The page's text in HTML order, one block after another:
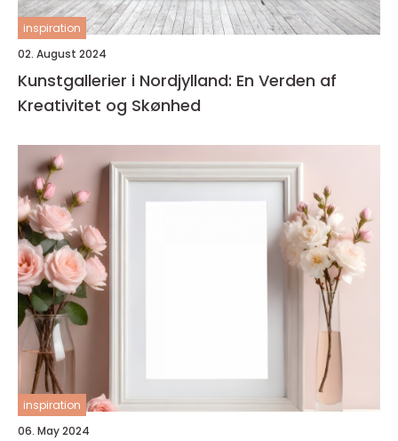
inspiration
02. August 2024
Kunstgallerier i Nordjylland: En Verden af
Kreativitet og Skønhed
inspiration
06. May 2024